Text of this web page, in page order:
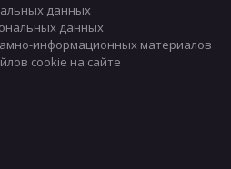
данных
данных
информационных материалов
cookie на сайте